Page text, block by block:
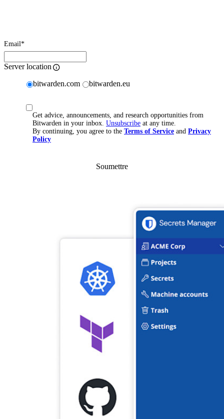
Email*
Server location
bitwarden.com bitwarden.eu
Get advice, announcements, and research opportunities from
Bitwarden in your inbox. Unsubscribe at any time.
By continuing, you agree to the Terms of Service and Privacy
Policy